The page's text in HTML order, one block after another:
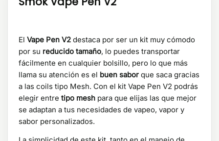
El Vape Pen V2 destaca por ser un kit muy cómodo
por su reducido tamaño, lo puedes transportar
fácilmente en cualquier bolsillo, pero lo que más
llama su atención es el buen sabor que saca gracias
a las coils tipo Mesh. Con el kit Vape Pen V2 podrás
elegir entre tipo mesh para que elijas las que mejor
se adaptan a tus necesidades de vapeo, vapor y
sabor personalizados.